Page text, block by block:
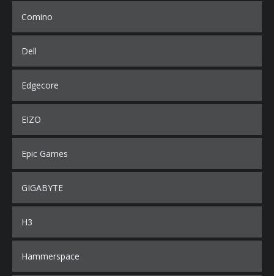
Comino
Dell
Edgecore
EIZO
Epic Games
GIGABYTE
H3
Hammerspace